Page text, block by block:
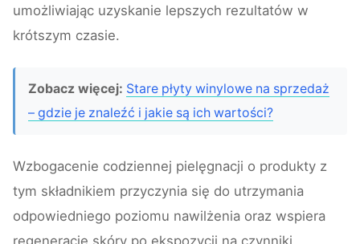
umożliwiając uzyskanie lepszych rezultatów w
krótszym czasie.
Zobacz więcej: Stare płyty winylowe na sprzedaż
– gdzie je znaleźć i jakie są ich wartości?
Wzbogacenie codziennej pielęgnacji o produkty z
tym składnikiem przyczynia się do utrzymania
odpowiedniego poziomu nawilżenia oraz wspiera
regenerację skóry po ekspozycji na czynniki